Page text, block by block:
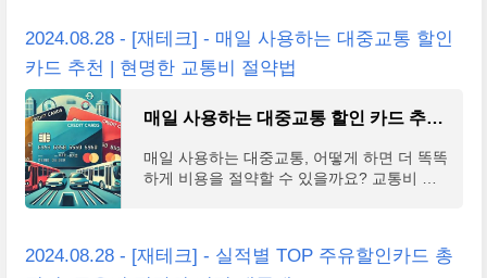
2024.08.28 - [재테크] - 매일 사용하는 대중교통 할인
카드 추천 | 현명한 교통비 절약법
매일 사용하는 대중교통 할인 카드 추천 | 현명한 교통비 절약법
매일 사용하는 대중교통, 어떻게 하면 더 똑똑
하게 비용을 절약할 수 있을까요? 교통비 부
2024.08.28 - [재테크] - 실적별 TOP 주유할인카드 총